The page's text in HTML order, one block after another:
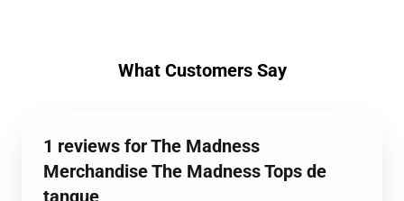
What Customers Say
1 reviews for The Madness
Merchandise The Madness Tops de
tanque